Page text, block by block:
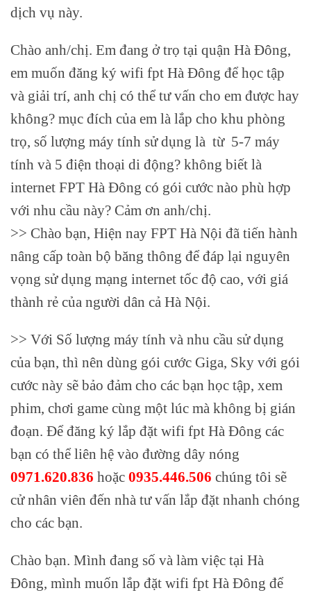
dịch vụ này.
Chào anh/chị. Em đang ở trọ tại quận Hà Đông,
em muốn đăng ký wifi fpt Hà Đông để học tập
và giải trí, anh chị có thể tư vấn cho em được hay
không? mục đích của em là lắp cho khu phòng
trọ, số lượng máy tính sử dụng là từ 5-7 máy
tính và 5 điện thoại di động? không biết là
internet FPT Hà Đông có gói cước nào phù hợp
với nhu cầu này? Cảm ơn anh/chị.
>> Chào bạn, Hiện nay FPT Hà Nội đã tiến hành
nâng cấp toàn bộ băng thông để đáp lại nguyên
vọng sử dụng mạng internet tốc độ cao, với giá
thành rẻ của người dân cả Hà Nội.
>> Với Số lượng máy tính và nhu cầu sử dụng
của bạn, thì nên dùng gói cước Giga, Sky với gói
cước này sẽ bảo đảm cho các bạn học tập, xem
phim, chơi game cùng một lúc mà không bị gián
đoạn. Để đăng ký lắp đặt wifi fpt Hà Đông các
bạn có thể liên hệ vào đường dây nóng
0971.620.836 hoặc 0935.446.506 chúng tôi sẽ
cử nhân viên đến nhà tư vấn lắp đặt nhanh chóng
cho các bạn.
Chào bạn. Mình đang số và làm việc tại Hà
Đông, mình muốn lắp đặt wifi fpt Hà Đông để